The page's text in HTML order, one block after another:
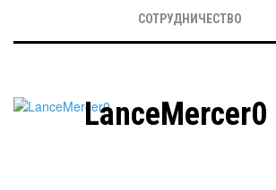
СОТРУДНИЧЕСТВО
LanceMercer0